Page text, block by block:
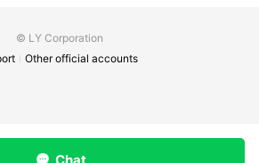
© LY Corporation
Other official accounts
Chat